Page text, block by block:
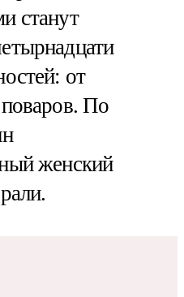
станут
от
По
женский